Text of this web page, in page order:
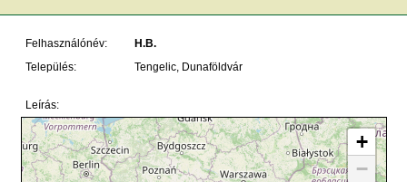
Felhasználónév:
H.B.
Település:
Tengelic, Dunaföldvár
Leírás:
+
−